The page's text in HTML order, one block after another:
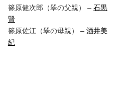
篠原健次郎（翠の父親） –石黒
賢
篠原佐江（翠の母親） –酒井美
紀